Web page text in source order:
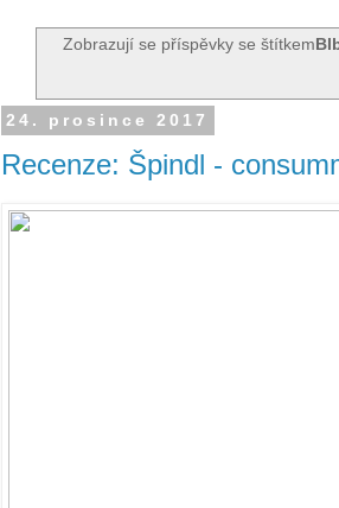
Zobrazují se příspěvky se štítkem
24. prosince 2017
Recenze: Špindl -